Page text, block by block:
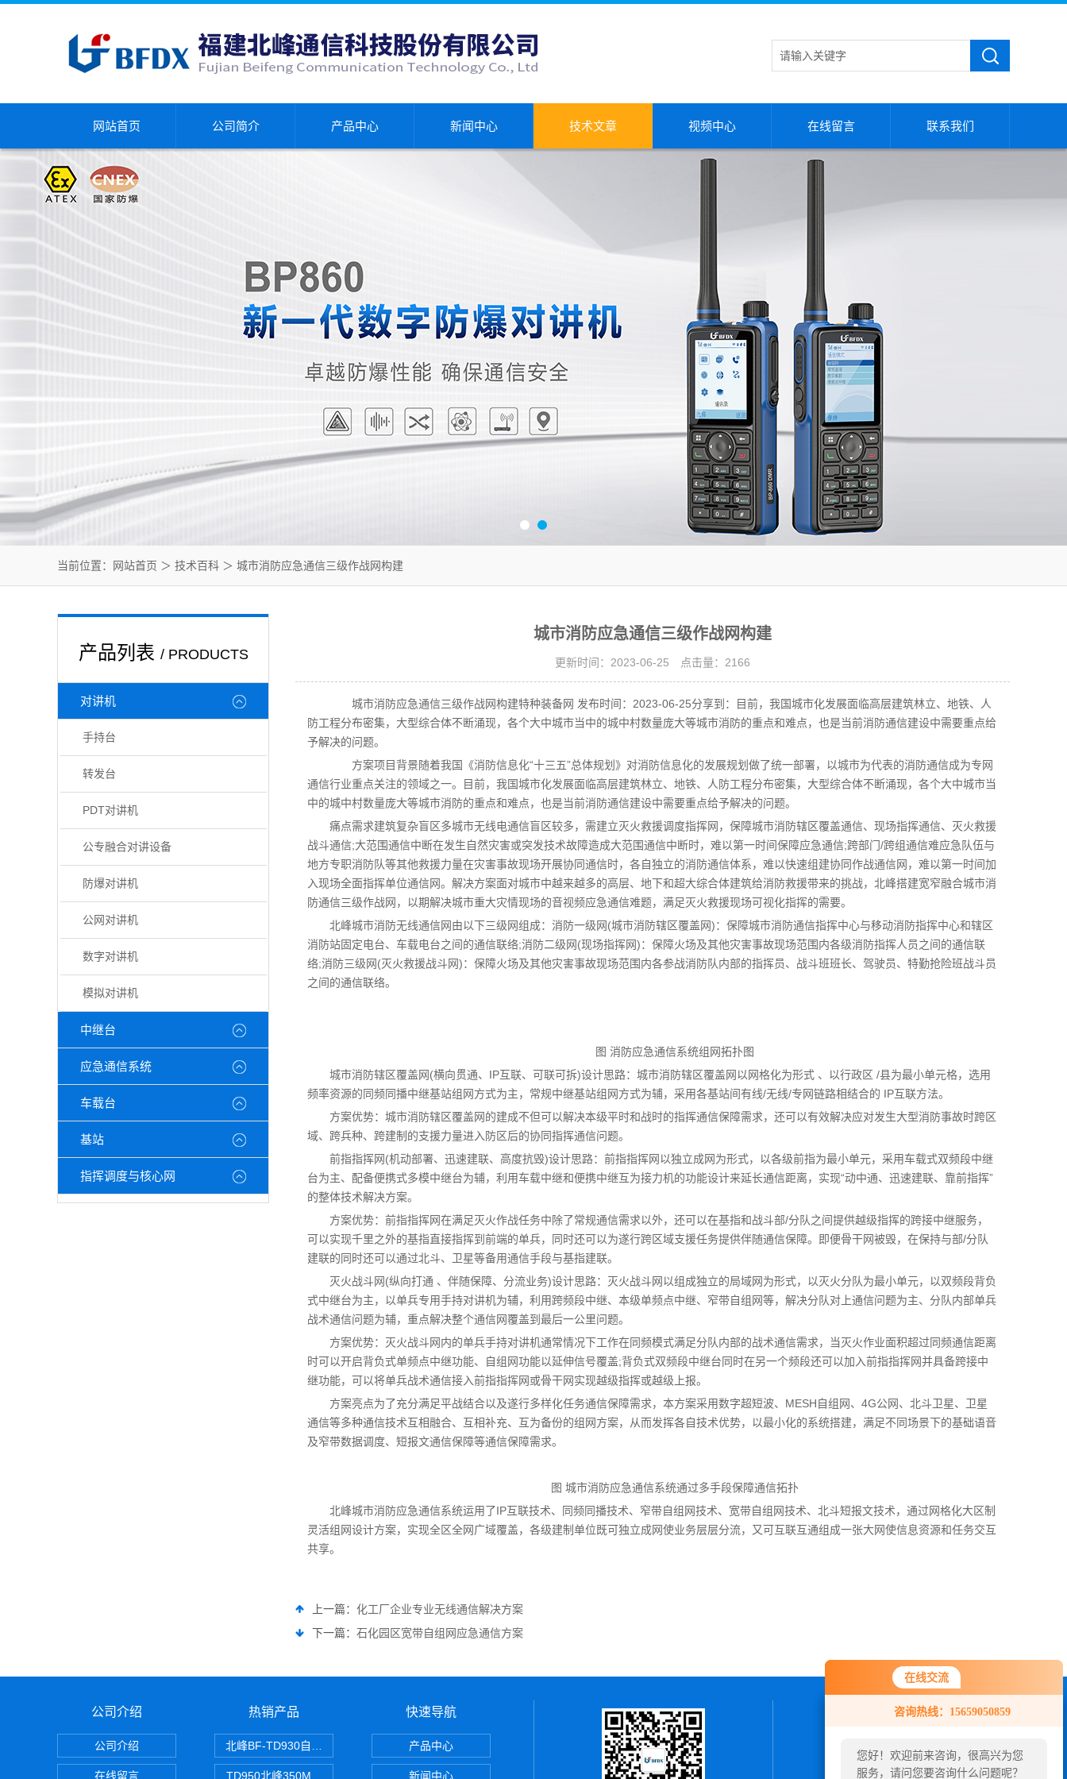
在线交流
咨询热线：15659050859
您好！欢迎前来咨询，很高兴为您
服务，请问您要咨询什么问题呢？
在线交流
咨询热线：15659050859
您好！欢迎前来咨询，很高兴为您
服务，请问您要咨询什么问题呢？
网站首页 公司简介 产品中心 新闻中心 技术文章 视频中心 在线留言 联系我们
当前位置： 网站首页 ＞ 技术百科 ＞ 城市消防应急通信三级作战网构建
产品列表 / PRODUCTS
对讲机
手持台
转发台
PDT对讲机
公专融合对讲设备
防爆对讲机
公网对讲机
数字对讲机
模拟对讲机
中继台
应急通信系统
车载台
基站
指挥调度与核心网
城市消防应急通信三级作战网构建
更新时间：2023-06-25 点击量： 2166
城市消防应急通信三级作战网构建特种装备网 发布时间：2023-06-25分享到：目前，我国城市化发展面临高层建筑林立、地铁、人
防工程分布密集，大型综合体不断涌现，各个大中城市当中的城中村数量庞大等城市消防的重点和难点，也是当前消防通信建设中需要重点给
予解决的问题。
方案项目背景随着我国《消防信息化“十三五”总体规划》对消防信息化的发展规划做了统一部署，以城市为代表的消防通信成为专网
通信行业重点关注的领域之一。目前，我国城市化发展面临高层建筑林立、地铁、人防工程分布密集，大型综合体不断涌现，各个大中城市当
中的城中村数量庞大等城市消防的重点和难点，也是当前消防通信建设中需要重点给予解决的问题。
痛点需求建筑复杂盲区多城市无线电通信盲区较多，需建立灭火救援调度指挥网，保障城市消防辖区覆盖通信、现场指挥通信、灭火救援
战斗通信;大范围通信中断在发生自然灾害或突发技术故障造成大范围通信中断时，难以第一时间保障应急通信;跨部门/跨组通信难应急队伍与
地方专职消防队等其他救援力量在灾害事故现场开展协同通信时，各自独立的消防通信体系，难以快速组建协同作战通信网，难以第一时间加
入现场全面指挥单位通信网。解决方案面对城市中越来越多的高层、地下和超大综合体建筑给消防救援带来的挑战，北峰搭建宽窄融合城市消
防通信三级作战网，以期解决城市重大灾情现场的音视频应急通信难题，满足灭火救援现场可视化指挥的需要。
北峰城市消防无线通信网由以下三级网组成：消防一级网(城市消防辖区覆盖网)：保障城市消防通信指挥中心与移动消防指挥中心和辖区
消防站固定电台、车载电台之间的通信联络;消防二级网(现场指挥网)：保障火场及其他灾害事故现场范围内各级消防指挥人员之间的通信联
络;消防三级网(灭火救援战斗网)：保障火场及其他灾害事故现场范围内各参战消防队内部的指挥员、战斗班班长、驾驶员、特勤抢险班战斗员
之间的通信联络。
图 消防应急通信系统组网拓扑图
城市消防辖区覆盖网(横向贯通、IP互联、可联可拆)设计思路：城市消防辖区覆盖网以网格化为形式 、以行政区 /县为最小单元格，选用
频率资源的同频同播中继基站组网方式为主，常规中继基站组网方式为辅，采用各基站间有线/无线/专网链路相结合的 IP互联方法。
方案优势：城市消防辖区覆盖网的建成不但可以解决本级平时和战时的指挥通信保障需求，还可以有效解决应对发生大型消防事故时跨区
域、跨兵种、跨建制的支援力量进入防区后的协同指挥通信问题。
前指指挥网(机动部署、迅速建联、高度抗毁)设计思路：前指指挥网以独立成网为形式，以各级前指为最小单元，采用车载式双频段中继
台为主、配备便携式多模中继台为辅，利用车载中继和便携中继互为接力机的功能设计来延长通信距离，实现“动中通、迅速建联、靠前指挥”
的整体技术解决方案。
方案优势：前指指挥网在满足灭火作战任务中除了常规通信需求以外，还可以在基指和战斗部/分队之间提供越级指挥的跨接中继服务，
可以实现千里之外的基指直接指挥到前端的单兵，同时还可以为遂行跨区域支援任务提供伴随通信保障。即便骨干网被毁，在保持与部/分队
建联的同时还可以通过北斗、卫星等备用通信手段与基指建联。
灭火战斗网(纵向打通 、伴随保障、分流业务)设计思路：灭火战斗网以组成独立的局域网为形式，以灭火分队为最小单元，以双频段背负
式中继台为主，以单兵专用手持对讲机为辅，利用跨频段中继、本级单频点中继、窄带自组网等，解决分队对上通信问题为主、分队内部单兵
战术通信问题为辅，重点解决整个通信网覆盖到最后一公里问题。
方案优势：灭火战斗网内的单兵手持对讲机通常情况下工作在同频模式满足分队内部的战术通信需求，当灭火作业面积超过同频通信距离
时可以开启背负式单频点中继功能、自组网功能以延伸信号覆盖;背负式双频段中继台同时在另一个频段还可以加入前指指挥网并具备跨接中
继功能，可以将单兵战术通信接入前指指挥网或骨干网实现越级指挥或越级上报。
方案亮点为了充分满足平战结合以及遂行多样化任务通信保障需求，本方案采用数字超短波、MESH自组网、4G公网、北斗卫星、卫星
通信等多种通信技术互相融合、互相补充、互为备份的组网方案，从而发挥各自技术优势，以最小化的系统搭建，满足不同场景下的基础语音
及窄带数据调度、短报文通信保障等通信保障需求。
图 城市消防应急通信系统通过多手段保障通信拓扑
北峰城市消防应急通信系统运用了IP互联技术、同频同播技术、窄带自组网技术、宽带自组网技术、北斗短报文技术，通过网格化大区制
灵活组网设计方案，实现全区全网广域覆盖，各级建制单位既可独立成网使业务层层分流，又可互联互通组成一张大网使信息资源和任务交互
共享。
上一篇： 化工厂企业专业无线通信解决方案
下一篇： 石化园区宽带自组网应急通信方案
公司介绍
公司介绍
在线留言
热销产品
北峰BF-TD930自组网对讲机
TD950北峰350M对讲机 PDT数字集群通信设备
快速导航
产品中心
新闻中心
联系我们
24小时热线：